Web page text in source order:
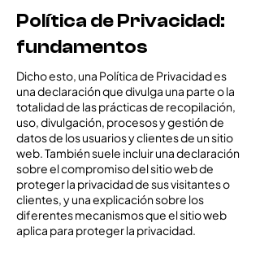
Política de Privacidad:
fundamentos
Dicho esto, una Política de Privacidad es
una declaración que divulga una parte o la
totalidad de las prácticas de recopilación,
uso, divulgación, procesos y gestión de
datos de los usuarios y clientes de un sitio
web. También suele incluir una declaración
sobre el compromiso del sitio web de
proteger la privacidad de sus visitantes o
clientes, y una explicación sobre los
diferentes mecanismos que el sitio web
aplica para proteger la privacidad.